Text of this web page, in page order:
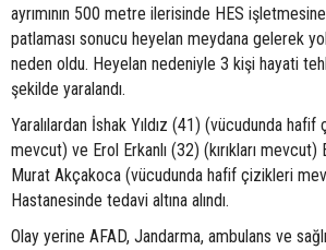
ayrımının 500 metre ilerisinde HES
patlaması sonucu heyelan meydana gelerek
neden oldu. Heyelan nedeniyle 3 kişi hayati
şekilde yaralandı.
Yaralılardan İshak Yıldız (41) (vücudunda
mevcut) ve Erol Erkanlı (32) (kırıkları
Murat Akçakoca (vücudunda hafif çizikleri
Hastanesinde tedavi altına alındı.
Olay yerine AFAD, Jandarma, ambulans ve